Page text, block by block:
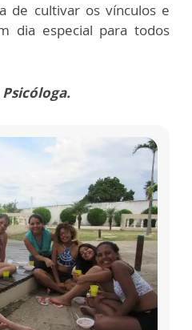
de cultivar os vínculos e
dia especial para todos